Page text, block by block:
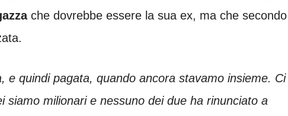
che dovrebbe essere la sua ex, ma che secondo
e quindi pagata, quando ancora stavamo insieme. Ci
siamo milionari e nessuno dei due ha rinunciato a